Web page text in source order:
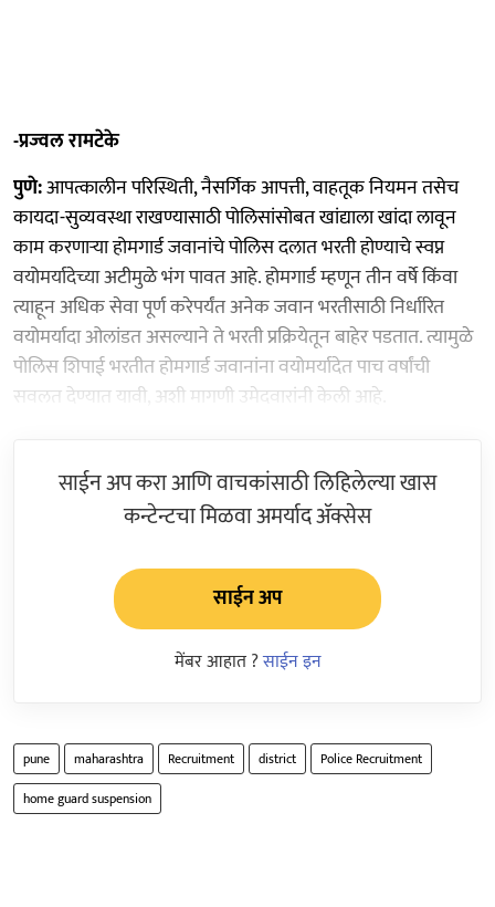
-प्रज्वल रामटेके
पुणे:आपत्कालीन परिस्थिती, नैसर्गिक आपत्ती, वाहतूक नियमन तसेच
कायदा-सुव्यवस्था राखण्यासाठी पोलिसांसोबत खांद्याला खांदा लावून
काम करणाऱ्या होमगार्ड जवानांचे पोलिस दलात भरती होण्याचे स्वप्न
वयोमर्यादेच्या अटीमुळे भंग पावत आहे. होमगार्ड म्हणून तीन वर्षे किंवा
त्याहून अधिक सेवा पूर्ण करेपर्यंत अनेक जवान भरतीसाठी निर्धारित
वयोमर्यादा ओलांडत असल्याने ते भरती प्रक्रियेतून बाहेर पडतात. त्यामुळे
पोलिस शिपाई भरतीत होमगार्ड जवानांना वयोमर्यादेत पाच वर्षांची
सवलत देण्यात यावी, अशी मागणी उमेदवारांनी केली आहे.
साईन अप करा आणि वाचकांसाठी लिहिलेल्या खास
कन्टेन्टचा मिळवा अमर्याद ॲक्सेस
साईन अप
मेंबर आहात ?साईन इन
pune maharashtra Recruitment district
Police Recruitment
home guard suspension